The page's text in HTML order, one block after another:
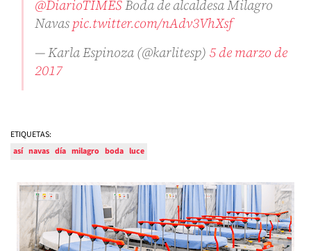
@DiarioTIMESBoda de alcaldesa Milagro
Navaspic.twitter.com/nAdv3VhXsf
— Karla Espinoza (@karlitesp) 5 de marzo de
2017
ETIQUETAS:
así navas día milagro boda luce